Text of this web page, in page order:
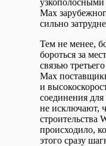
узкополосными
Max
сильно
Тем не менее,
бороться за
связью
Max
и
соединения
не исключают,
строительства
происходило,
этого сразу